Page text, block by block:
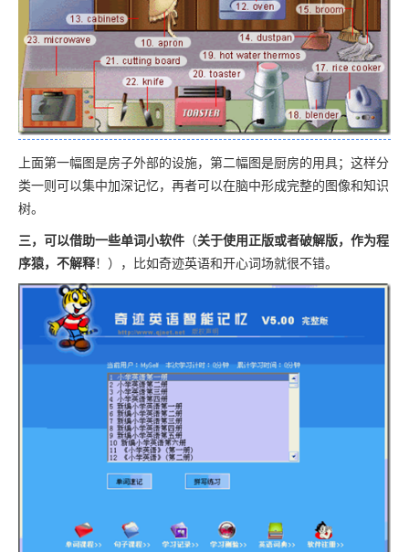
上面第一幅图是房子外部的设施，第二幅图是厨房的用具；这样分
类一则可以集中加深记忆，再者可以在脑中形成完整的图像和知识
树。
三，可以借助一些单词小软件 （关于使用正版或者破解版，作为程
序猿，不解释！），比如奇迹英语和开心词场就很不错。